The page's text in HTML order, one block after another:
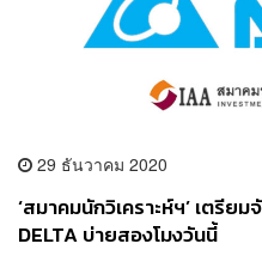
29 ธันวาคม 2020
‘สมาคมนักวิเคราะห์ฯ’ เตรีย
DELTA บ่ายสองโมงวันนี้